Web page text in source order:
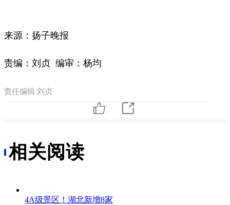
来源：扬子晚报
责编：刘贞 编审：杨均
责任编辑 刘贞
相关阅读
4A级景区！湖北新增8家